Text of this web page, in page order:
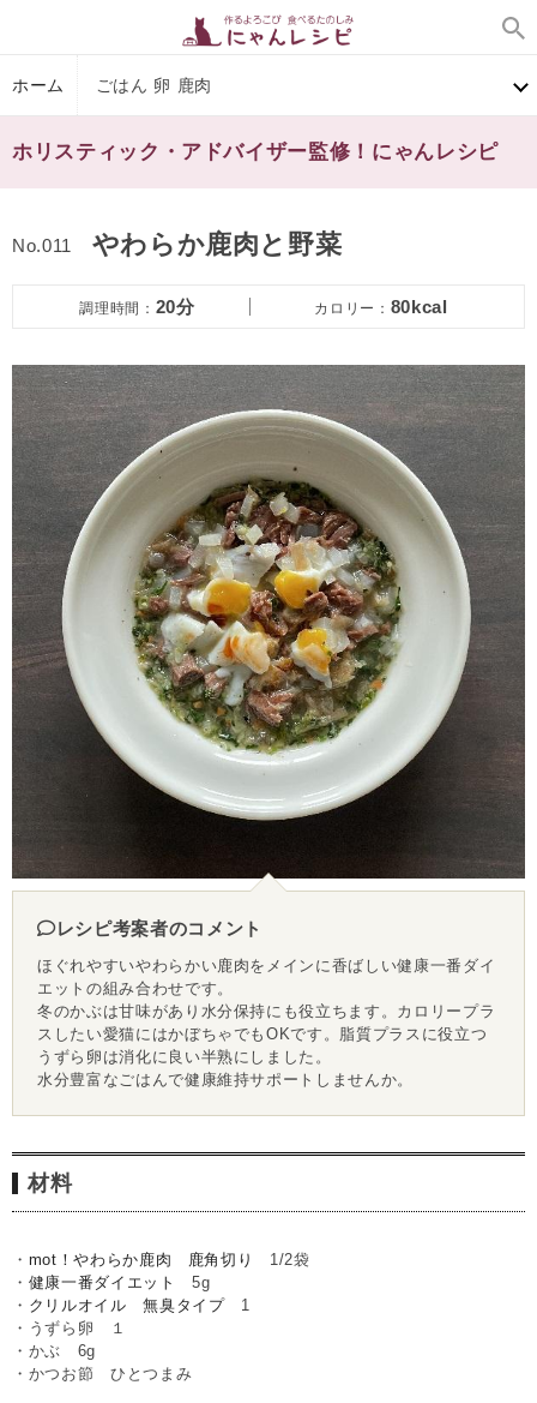
ホーム ごはん 卵 鹿肉
ホリスティック・アドバイザー監修！にゃんレシピ
No.011 やわらか鹿肉と野菜
調理時間： 20分 カロリー： 80kcal
レシピ考案者のコメント
ほぐれやすいやわらかい鹿肉をメインに香ばしい健康一番ダイ
エットの組み合わせです。
冬のかぶは甘味があり水分保持にも役立ちます。カロリープラ
スしたい愛猫にはかぼちゃでもOKです。脂質プラスに役立つ
うずら卵は消化に良い半熟にしました。
水分豊富なごはんで健康維持サポートしませんか。
材料
・ mot！やわらか鹿肉 鹿角切り
1/2袋
・ 健康一番ダイエット
5g
・ クリルオイル 無臭タイプ1
・うずら卵 １
・かぶ 6g
・かつお節 ひとつまみ